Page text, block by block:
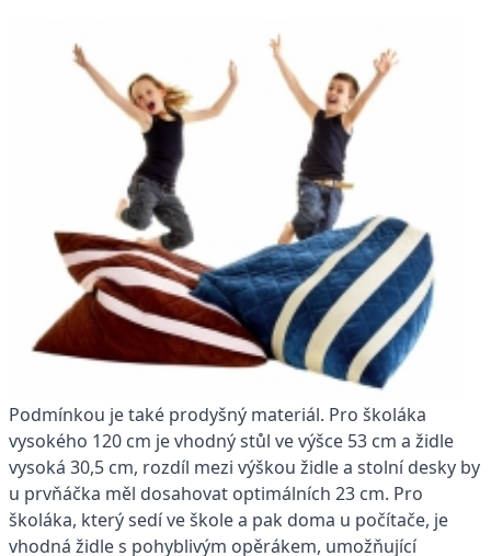
Podmínkou je také prodyšný materiál. Pro školáka
vysokého 120 cm je vhodný stůl ve výšce 53 cm a židle
vysoká 30,5 cm, rozdíl mezi výškou židle a stolní desky by
u prvňáčka měl dosahovat optimálních 23 cm. Pro
školáka, který sedí ve škole a pak doma u počítače, je
vhodná židle s pohyblivým opěrákem, umožňující